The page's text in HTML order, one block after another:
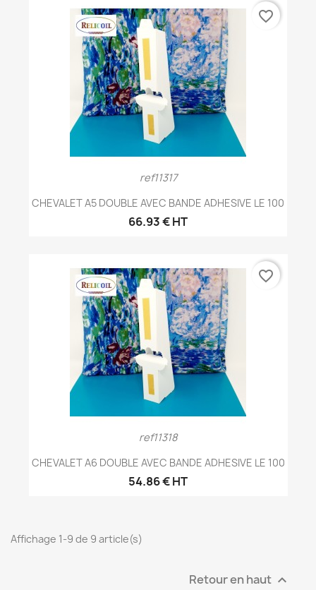
ref11317
CHEVALET A5 DOUBLE AVEC BANDE ADHESIVE LE 100
66.93 € HT
favorite_border
ref11318
CHEVALET A6 DOUBLE AVEC BANDE ADHESIVE LE 100
54.86 € HT
favorite_border
Affichage 1-9 de 9 article(s)
Retour en haut 